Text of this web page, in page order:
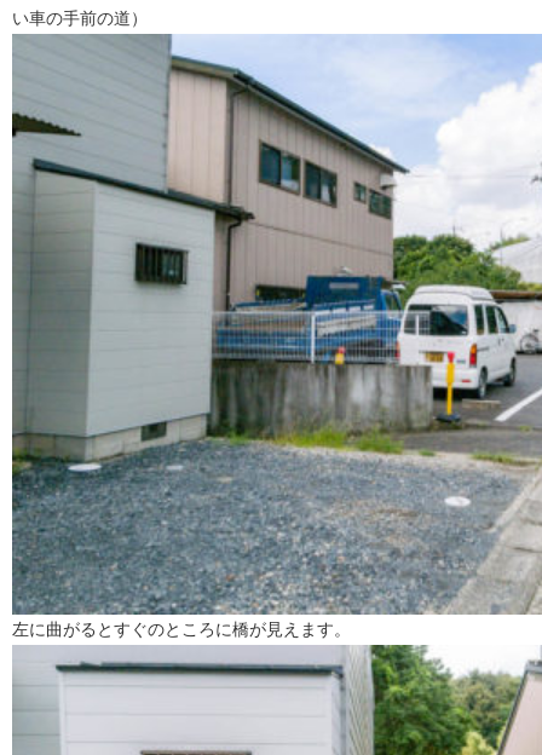
い車の手前の道）
左に曲がるとすぐのところに橋が見えます。